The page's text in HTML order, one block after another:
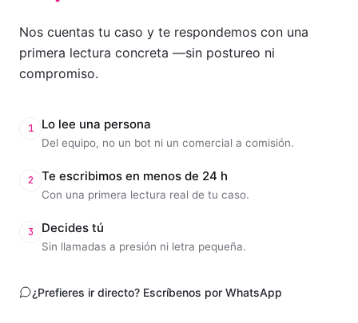
Nos cuentas tu caso y te respondemos con una
primera lectura concreta —sin postureo ni
compromiso.
1 Lo lee una persona
Del equipo, no un bot ni un comercial a comisión.
2 Te escribimos en menos de 24 h
Con una primera lectura real de tu caso.
3 Decides tú
Sin llamadas a presión ni letra pequeña.
¿Prefieres ir directo? Escríbenos por WhatsApp